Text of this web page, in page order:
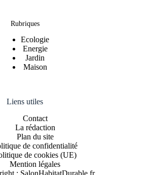
Rubriques
Ecologie
Energie
Jardin
Maison
Liens utiles
Contact
La rédaction
Plan du site
de confidentialité
de cookies (UE)
Mention légales
: SalonHabitatDurable.fr